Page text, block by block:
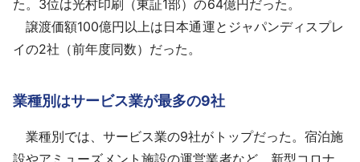
た。3位は光村印刷（東証1部）の64億円だった。
譲渡価額100億円以上は日本通運とジャパンディスプレ
イの2社（前年度同数）だった。
業種別はサービス業が最多の9社
業種別では、サービス業の9社がトップだった。宿泊施